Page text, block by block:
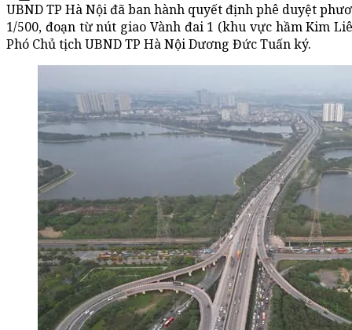
UBND TP Hà Nội đã ban hành quyết định phê duyệt
1/500, đoạn từ nút giao Vành đai 1 (khu vực hầm Kim
Phó Chủ tịch UBND TP Hà Nội Dương Đức Tuấn ký.